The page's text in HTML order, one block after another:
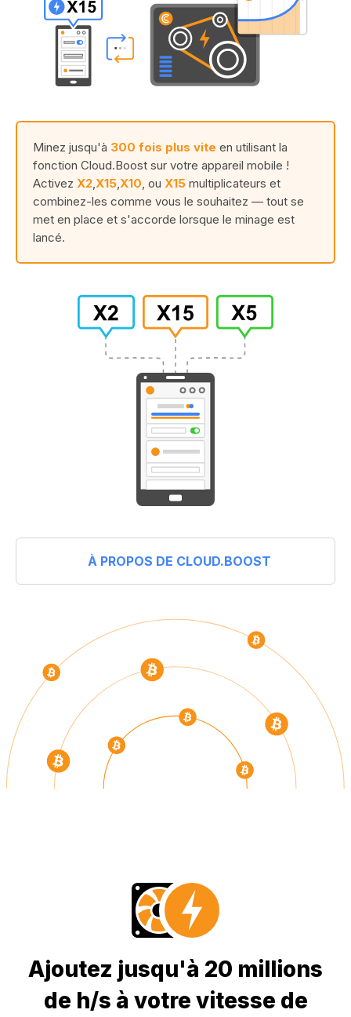
Minez jusqu'à 300 fois plus vite en utilisant la
fonction Cloud.Boost sur votre appareil mobile !
Activez X2 X15 X10 , ou X15 multiplicateurs et
combinez-les comme vous le souhaitez — tout se
met en place et s'accorde lorsque le minage est
lancé.
À PROPOS DE CLOUD.BOOST
Ajoutez jusqu'à 20 millions
de h/s à votre vitesse de